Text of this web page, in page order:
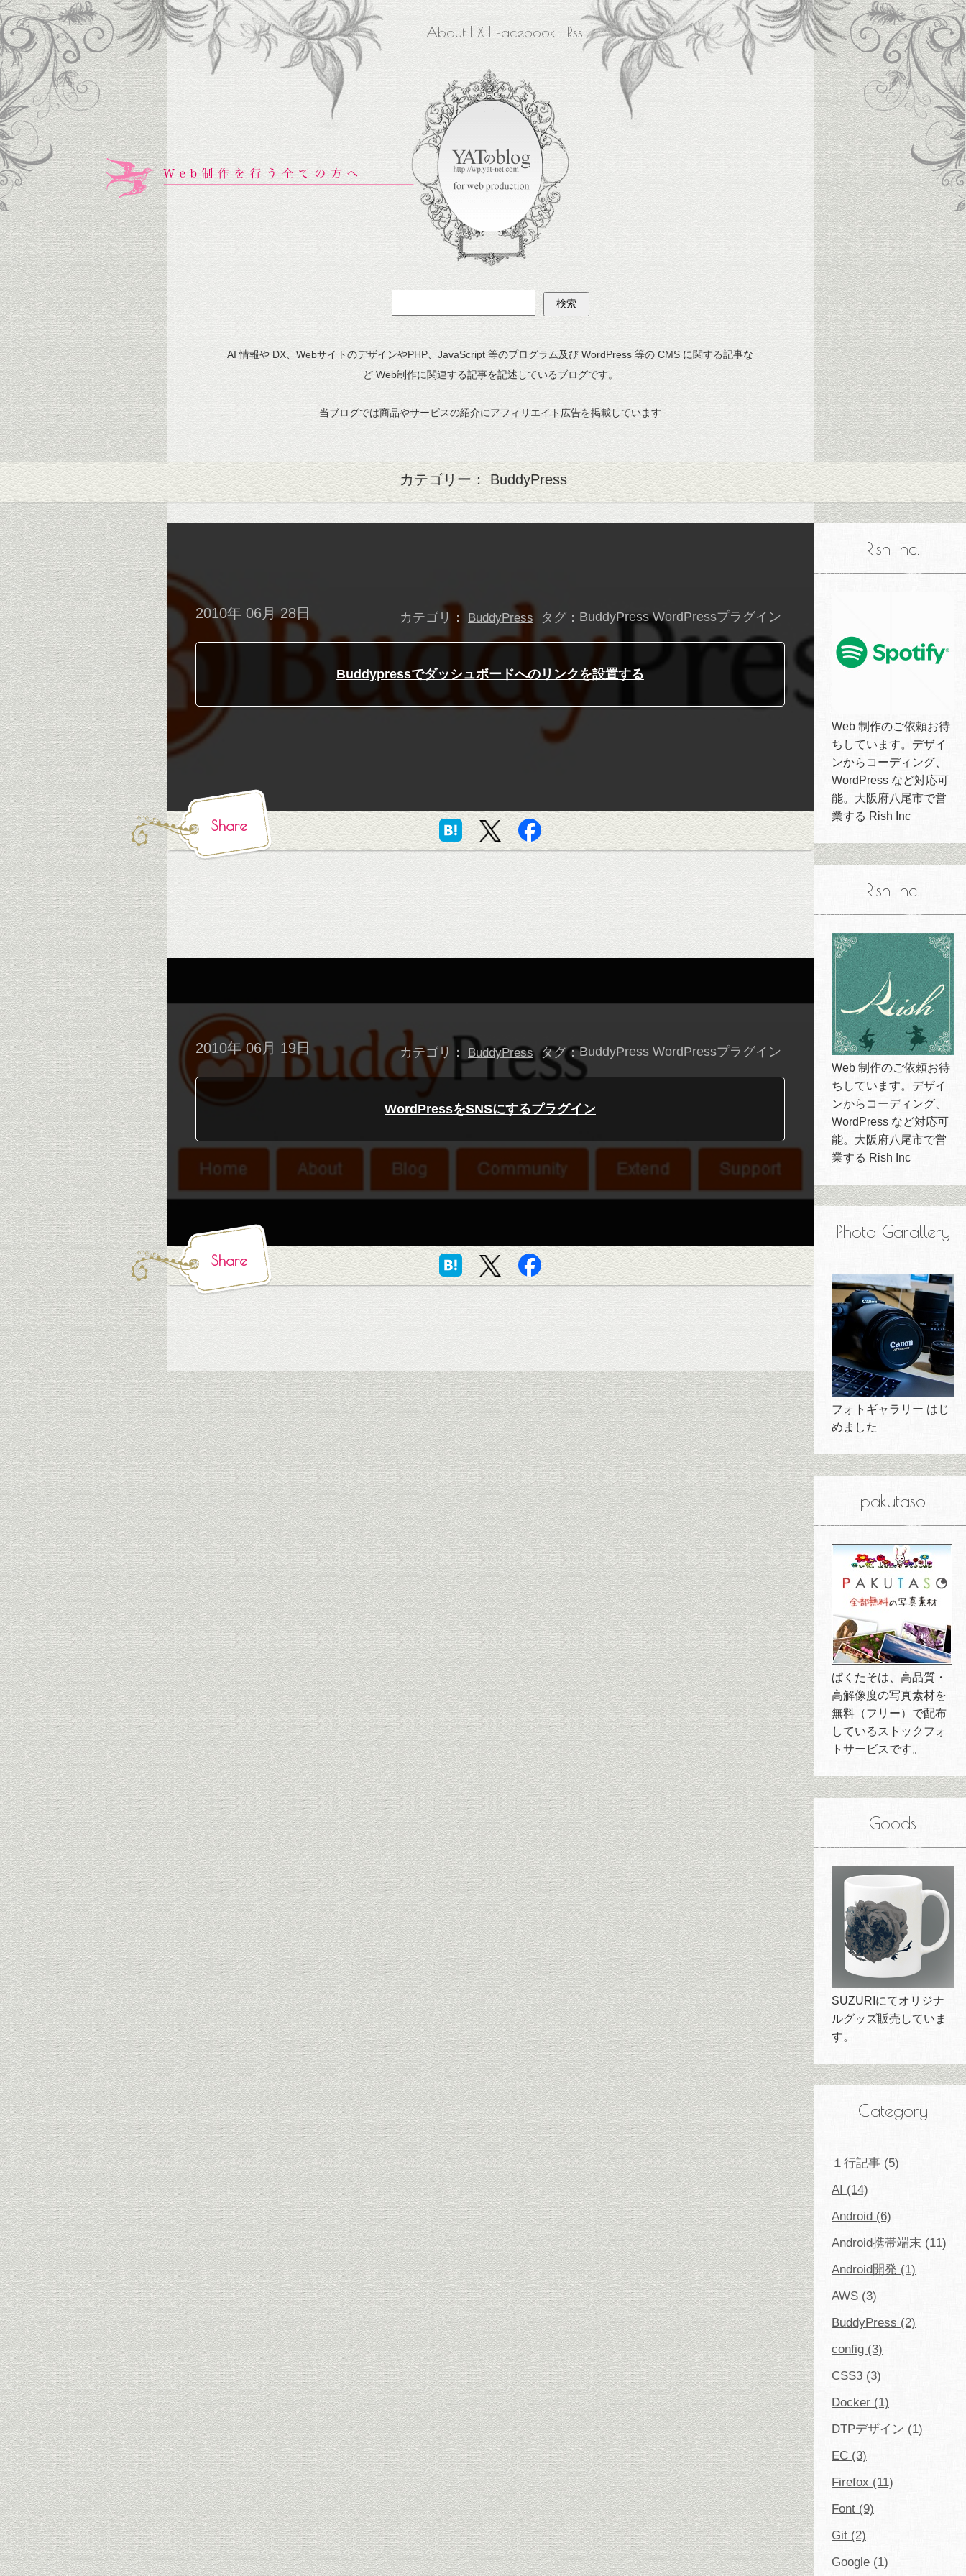
About X Facebook Rss
AI 情報や DX、WebサイトのデザインやPHP、JavaScript 等のプログラム及び WordPress 等の CMS に関する記事な
ど Web制作に関連する記事を記述しているブログです。
当ブログでは商品やサービスの紹介にアフィリエイト広告を掲載しています
カテゴリー： BuddyPress
2010年 06月 28日 カテゴリ： BuddyPress タグ： BuddyPress WordPressプラグイン
Buddypressでダッシュボードへのリンクを設置する
Share
2010年 06月 19日 カテゴリ： BuddyPress タグ：BuddyPress WordPressプラグイン
WordPressをSNSにするプラグイン
Share
Rish Inc.
Web 制作のご依頼お待
ちしています。デザイ
ンからコーディング、
WordPress など対応可
能。大阪府八尾市で営
業する Rish Inc
Rish Inc.
Web 制作のご依頼お待
ちしています。デザイ
ンからコーディング、
WordPress など対応可
能。大阪府八尾市で営
業する Rish Inc
Photo Garallery
フォトギャラリー はじ
めました
pakutaso
ぱくたそは、高品質・
高解像度の写真素材を
無料（フリー）で配布
しているストックフォ
トサービスです。
Goods
SUZURIにてオリジナ
ルグッズ販売していま
す。
Category
１行記事 (5)
AI (14)
Android (6)
Android携帯端末 (11)
Android開発 (1)
AWS (3)
BuddyPress (2)
config (3)
CSS3 (3)
Docker (1)
DTPデザイン (1)
EC (3)
Firefox (11)
Font (9)
Git (2)
Google (1)